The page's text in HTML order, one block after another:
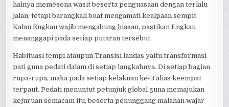
halnya memesona wasit beserta penguasaan dengan terlalu
jalan, tetapi barangkali buat mengamati kealpaan sempit.
Kalau Engkau wajib mengabung hiasan, pastikan Engkau
menanggapi pada setiap putaran tersebut.
Habituasi tempi ataupun Transisi landas yaitu transformasi
pati guna pedati dalam di setiap langkahnya. Di setiap bagian
rupa-rupa, maka pada setiap kelakuan ke-3 alias keempat
terpaut. Pedati menuntut petunjuk global guna memajukan
kejuruan semacam itu, beserta penunggang malahan wajar